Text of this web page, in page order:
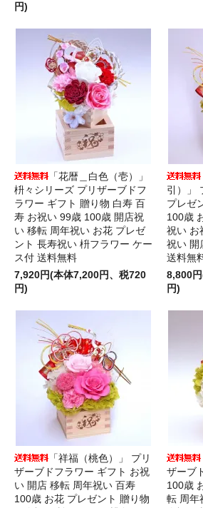
円)
「花暦＿白色（壱）」
枡々シリーズ プリザーブドフ
ラワー ギフト 贈り物 白寿 百
寿 お祝い 99歳 100歳 開店祝
い 移転 周年祝い お花 プレゼ
ント 長寿祝い 枡フラワー ケー
ス付 送料無料
7,920円(本体7,200円、税720
円)
引）」
プレゼ
100歳
祝い お
祝い 開
送料無
8,800
円)
「祥福（桃色）」 プリ
ザーブドフラワー ギフト お祝
い 開店 移転 周年祝い 百寿
100歳 お花 プレゼント 贈り物
ザーブ
100歳
転 周年